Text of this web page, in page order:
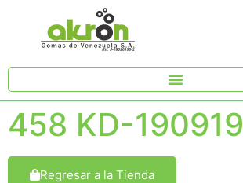
458 KD-190919
Regresar a la Tienda